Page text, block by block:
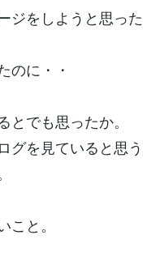
ジをしようと思っ
のに・・
でも思ったか。
グを見ていると思
と。